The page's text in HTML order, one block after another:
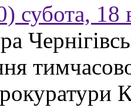
субота, 18